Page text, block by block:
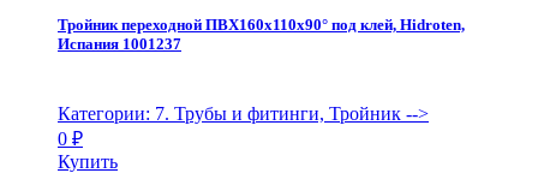
Тройник переходной ПВХ160х110х90° под клей, Hidroten,
Испания 1001237
Категории: 7. Трубы и фитинги, Тройник -->
0 ₽
Купить